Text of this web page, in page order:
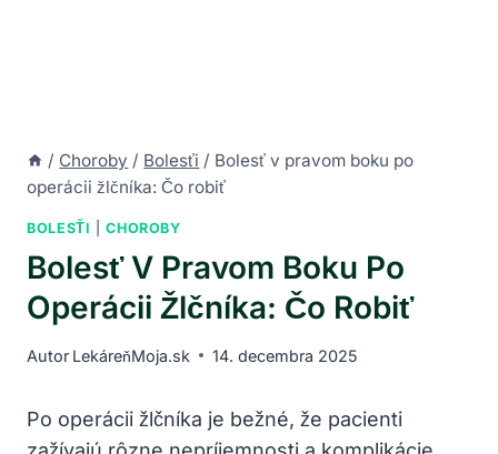
/ Choroby / Bolesťi / Bolesť v pravom boku po
operácii žlčníka: Čo robiť
BOLESŤI |CHOROBY
Bolesť V Pravom Boku Po
Operácii Žlčníka: Čo Robiť
Autor LekáreňMoja.sk 14. decembra 2025
Po operácii žlčníka je bežné, že pacienti